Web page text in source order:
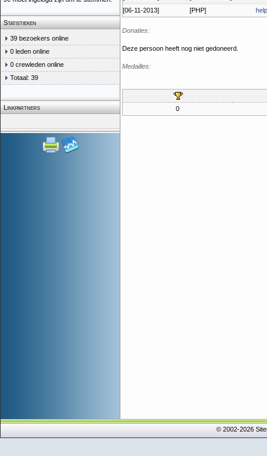
Statistieken
39 bezoekers online
0 leden online
0 crewleden online
Totaal: 39
Linkpartners
[06-11-2013]
[PHP]
Donaties:
Deze persoon heeft nog niet gedoneerd.
Medailles:
0
© 2002-2026